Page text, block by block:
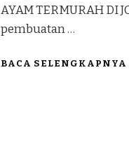
AYAM TERMURAH
pembuatan …
BACA SELENGKAPNYA